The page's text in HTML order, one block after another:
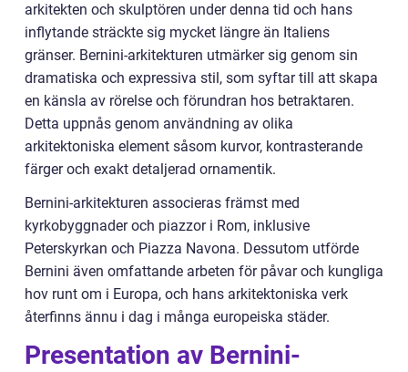
arkitekten och skulptören under denna tid och hans
inflytande sträckte sig mycket längre än Italiens
gränser. Bernini-arkitekturen utmärker sig genom sin
dramatiska och expressiva stil, som syftar till att skapa
en känsla av rörelse och förundran hos betraktaren.
Detta uppnås genom användning av olika
arkitektoniska element såsom kurvor, kontrasterande
färger och exakt detaljerad ornamentik.
Bernini-arkitekturen associeras främst med
kyrkobyggnader och piazzor i Rom, inklusive
Peterskyrkan och Piazza Navona. Dessutom utförde
Bernini även omfattande arbeten för påvar och kungliga
hov runt om i Europa, och hans arkitektoniska verk
återfinns ännu i dag i många europeiska städer.
Presentation av Bernini-